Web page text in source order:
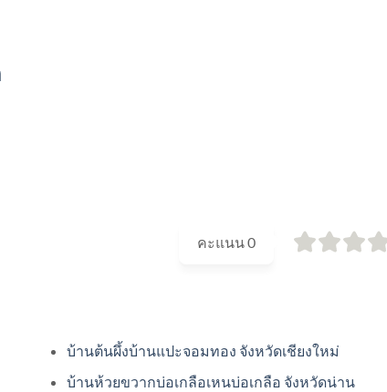
คะแนน0
บ้านต้นผึ้งบ้านแปะจอมทอง จังหวัดเชียงใหม่
บ้านห้วยขวากบ่อเกลือเหนบ่อเกลือ จังหวัดน่าน